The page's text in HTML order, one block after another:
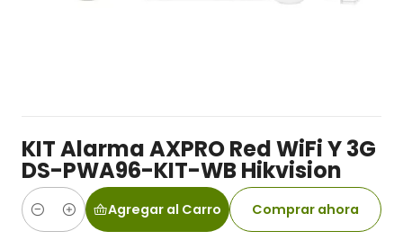
KIT Alarma AXPRO Red WiFi Y 3G
DS-PWA96-KIT-WB Hikvision
Cantidad
Agregar al Carro Comprar ahora